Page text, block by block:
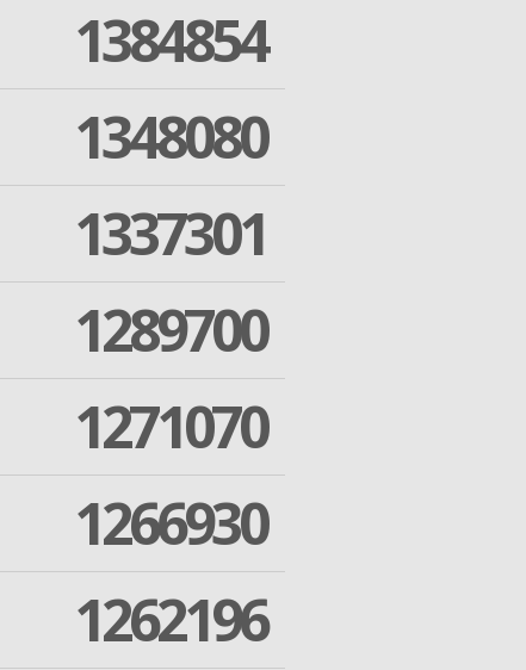
1384854
1348080
1337301
1289700
1271070
1266930
1262196